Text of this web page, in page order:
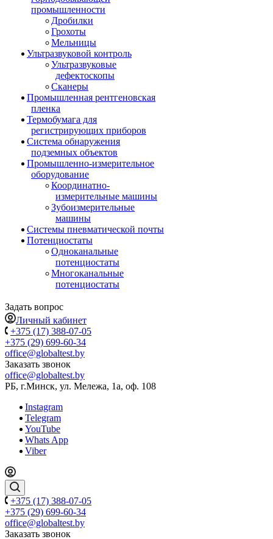
промышленности
Дробилки
Грохоты
Мельницы
Ультразвуковой контроль
Ультразвуковые
дефектоскопы
Сканеры
Промышленная рентгеновская
пленка
Термобумага для
регистрирующих приборов
Система обнаружения
подземных объектов
Промышленно-измерительное
оборудование
Координатно-
измерительные машины
Зубоизмерительные
машины
Системы пневматической почты
Потенциостаты
Одноканальные
потенциостаты
Многоканальные
потенциостаты
Задать вопрос
Личный кабинет
+375 (17) 388-07-05
+375 (29) 699-60-34
office@globaltest.by
Заказать звонок
office@globaltest.by
РБ, г.Минск, ул. Мележа, 1а, оф. 108
Instagram
Telegram
YouTube
Whats App
Viber
+375 (17) 388-07-05
+375 (29) 699-60-34
office@globaltest.by
Заказать звонок